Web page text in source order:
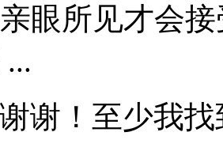
眼所见才会
谢！至少我